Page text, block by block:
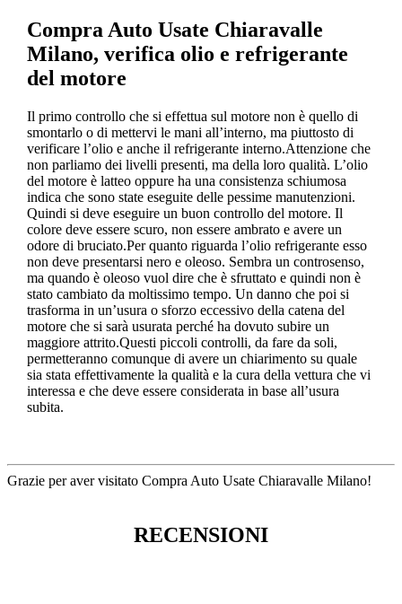
Compra Auto Usate Chiaravalle
Milano, verifica olio e refrigerante
del motore
Il primo controllo che si effettua sul motore non è quello di
smontarlo o di mettervi le mani all’interno, ma piuttosto di
verificare l’olio e anche il refrigerante interno.Attenzione che
non parliamo dei livelli presenti, ma della loro qualità. L’olio
del motore è latteo oppure ha una consistenza schiumosa
indica che sono state eseguite delle pessime manutenzioni.
Quindi si deve eseguire un buon controllo del motore. Il
colore deve essere scuro, non essere ambrato e avere un
odore di bruciato.Per quanto riguarda l’olio refrigerante esso
non deve presentarsi nero e oleoso. Sembra un controsenso,
ma quando è oleoso vuol dire che è sfruttato e quindi non è
stato cambiato da moltissimo tempo. Un danno che poi si
trasforma in un’usura o sforzo eccessivo della catena del
motore che si sarà usurata perché ha dovuto subire un
maggiore attrito.Questi piccoli controlli, da fare da soli,
permetteranno comunque di avere un chiarimento su quale
sia stata effettivamente la qualità e la cura della vettura che vi
interessa e che deve essere considerata in base all’usura
subita.
Grazie per aver visitato Compra Auto Usate Chiaravalle Milano!
RECENSIONI